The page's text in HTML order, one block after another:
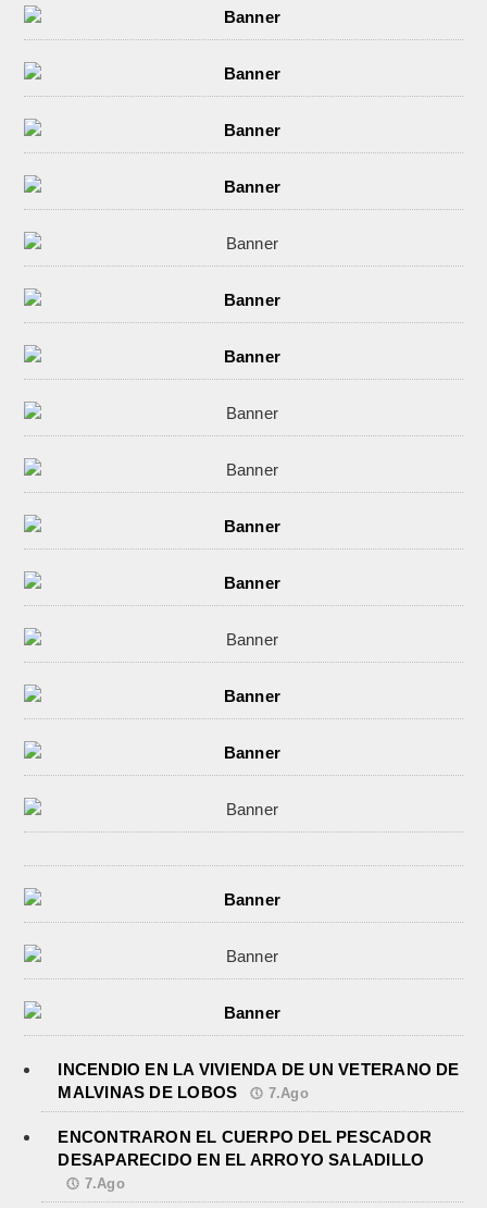
INCENDIO EN LA VIVIENDA DE UN VETERANO DE
MALVINAS DE LOBOS
7.Ago
ENCONTRARON EL CUERPO DEL PESCADOR
DESAPARECIDO EN EL ARROYO SALADILLO
7.Ago